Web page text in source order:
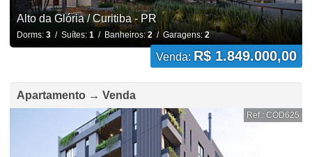
Alto da Glória / Curitiba - PR
Dorms: 3/ Suítes: 1 / Banheiros:2/ Garagens: 2
Venda: R$ 1.849.000,00
Apartamento → Venda
Ref.: COD625